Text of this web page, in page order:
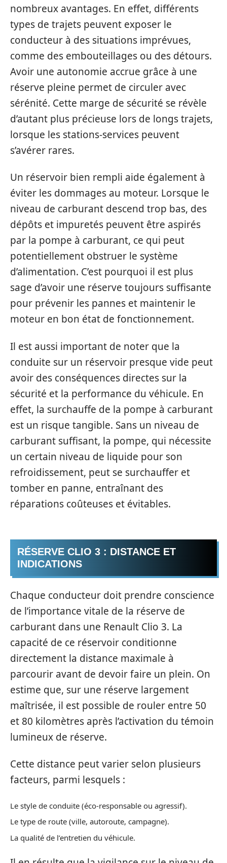
nombreux avantages. En effet, différents
types de trajets peuvent exposer le
conducteur à des situations imprévues,
comme des embouteillages ou des détours.
Avoir une autonomie accrue grâce à une
réserve pleine permet de circuler avec
sérénité. Cette marge de sécurité se révèle
d’autant plus précieuse lors de longs trajets,
lorsque les stations-services peuvent
s’avérer rares.
Un réservoir bien rempli aide également à
éviter les dommages au moteur. Lorsque le
niveau de carburant descend trop bas, des
dépôts et impuretés peuvent être aspirés
par la pompe à carburant, ce qui peut
potentiellement obstruer le système
d’alimentation. C’est pourquoi il est plus
sage d’avoir une réserve toujours suffisante
pour prévenir les pannes et maintenir le
moteur en bon état de fonctionnement.
Il est aussi important de noter que la
conduite sur un réservoir presque vide peut
avoir des conséquences directes sur la
sécurité et la performance du véhicule. En
effet, la surchauffe de la pompe à carburant
est un risque tangible. Sans un niveau de
carburant suffisant, la pompe, qui nécessite
un certain niveau de liquide pour son
refroidissement, peut se surchauffer et
tomber en panne, entraînant des
réparations coûteuses et évitables.
RÉSERVE CLIO 3 : DISTANCE ET
INDICATIONS
Chaque conducteur doit prendre conscience
de l’importance vitale de la réserve de
carburant dans une Renault Clio 3. La
capacité de ce réservoir conditionne
directement la distance maximale à
parcourir avant de devoir faire un plein. On
estime que, sur une réserve largement
maîtrisée, il est possible de rouler entre 50
et 80 kilomètres après l’activation du témoin
lumineux de réserve.
Cette distance peut varier selon plusieurs
facteurs, parmi lesquels :
Le style de conduite (éco-responsable ou agressif).
Le type de route (ville, autoroute, campagne).
La qualité de l’entretien du véhicule.